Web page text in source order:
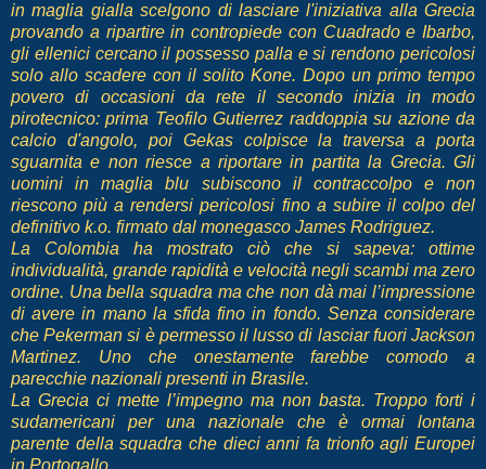
in maglia gialla scelgono di lasciare l'iniziativa alla Grecia
provando a ripartire in contropiede con Cuadrado e Ibarbo,
gli ellenici cercano il possesso palla e si rendono pericolosi
solo allo scadere con il solito Kone. Dopo un primo tempo
povero di occasioni da rete il secondo inizia in modo
pirotecnico: prima Teofilo Gutierrez raddoppia su azione da
calcio d'angolo, poi Gekas colpisce la traversa a porta
sguarnita e non riesce a riportare in partita la Grecia. Gli
uomini in maglia blu subiscono il contraccolpo e non
riescono più a rendersi pericolosi fino a subire il colpo del
definitivo k.o. firmato dal monegasco James Rodriguez.
La Colombia ha mostrato ciò che si sapeva: ottime
individualità, grande rapidità e velocità negli scambi ma zero
ordine. Una bella squadra ma che non dà mai l’impressione
di avere in mano la sfida fino in fondo. Senza considerare
che Pekerman si è permesso il lusso di lasciar fuori Jackson
Martinez. Uno che onestamente farebbe comodo a
parecchie nazionali presenti in Brasile.
La Grecia ci mette l’impegno ma non basta. Troppo forti i
sudamericani per una nazionale che è ormai lontana
parente della squadra che dieci anni fa trionfo agli Europei